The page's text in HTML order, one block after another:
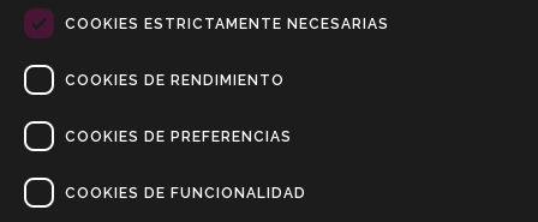
Copyrights © 2019 Todos los Derechos Reservados Dilusur, S.L.
COOKIES ESTRICTAMENTE NECESARIAS
COOKIES DE RENDIMIENTO
COOKIES DE PREFERENCIAS
COOKIES DE FUNCIONALIDAD